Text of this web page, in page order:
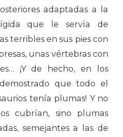
adaptadas a la
que le servía de
terribles en sus pies con
unas vértebras con
¡Y de hecho, en los
que todo el
tenía plumas! Y no
cubrían, sino plumas
semejantes a las de